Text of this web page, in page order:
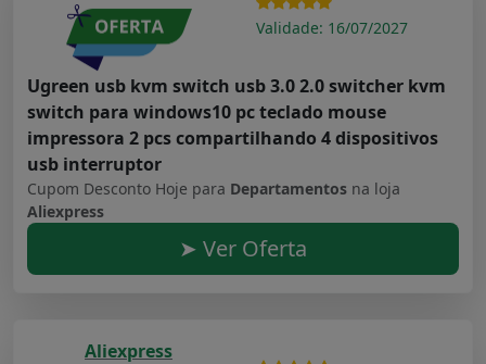
Validade: 16/07/2027
Ugreen usb kvm switch usb 3.0 2.0 switcher kvm
switch para windows10 pc teclado mouse
impressora 2 pcs compartilhando 4 dispositivos
usb interruptor
Cupom Desconto Hoje para Departamentos na loja
Aliexpress
➤ Ver Oferta
Aliexpress